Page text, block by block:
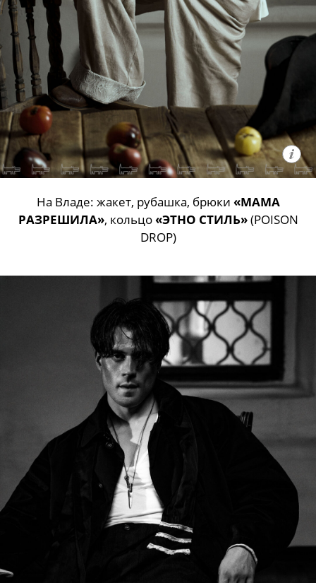
На Владе: жакет, рубашка, брюки «МАМА
РАЗРЕШИЛА», кольцо«ЭТНО СТИЛЬ»(POISON
DROP)